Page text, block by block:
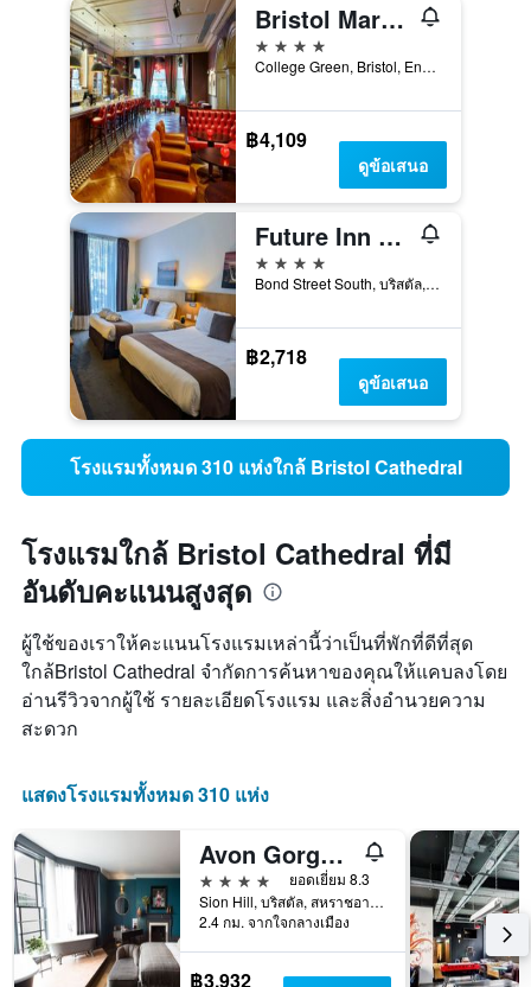
Bristol Marriott Royal Hotel
4 ดาว
College Green, Bristol, England, BS1 5TA, บริสตัล, สหราชอาณาจักร
฿4,109
ดูข้อเสนอ
Future Inn Bristol
4 ดาว
Bond Street South, บริสตัล, สหราชอาณาจักร
฿2,718
ดูข้อเสนอ
โรงแรมทั้งหมด 310 แห่งใกล้ Bristol Cathedral
โรงแรมใกล้ Bristol Cathedral ที่มี
อันดับคะแนนสูงสุด
ผู้ใช้ของเราให้คะแนนโรงแรมเหล่านี้ว่าเป็นที่พักที่ดีที่สุด
ใกล้Bristol Cathedral จำกัดการค้นหาของคุณให้แคบลงโดย
อ่านรีวิวจากผู้ใช้ รายละเอียดโรงแรม และสิ่งอำนวยความ
สะดวก
แสดงโรงแรมทั้งหมด 310 แห่ง
Avon Gorge by Hotel du Vin
4 ดาว
ยอดเยี่ยม 8.3
Sion Hill, บริสตัล, สหราชอาณาจักร
2.4 กม. จากใจกลางเมือง
฿3,932